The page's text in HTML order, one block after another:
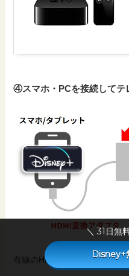
④スマホ・PCを接続してテ
有線のHDMIケーブルで投影
＼ 31日無
Disney+